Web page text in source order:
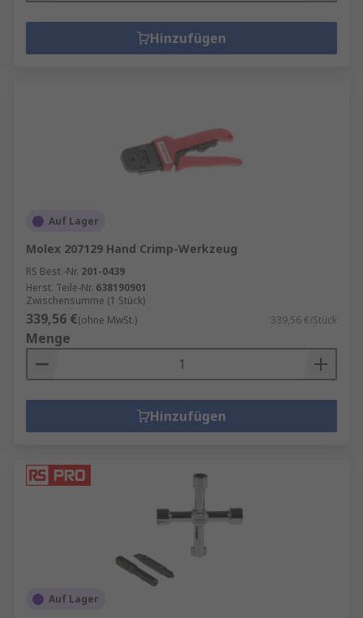
Hinzufügen
Auf Lager
Molex 207129 Hand Crimp-Werkzeug
RS Best.-Nr. 201-0439
Herst. Teile-Nr. 638190901
Zwischensumme (1 Stück)
339,56 €(ohne MwSt.) 339,56 €/Stück
Menge
Hinzufügen
Auf Lager